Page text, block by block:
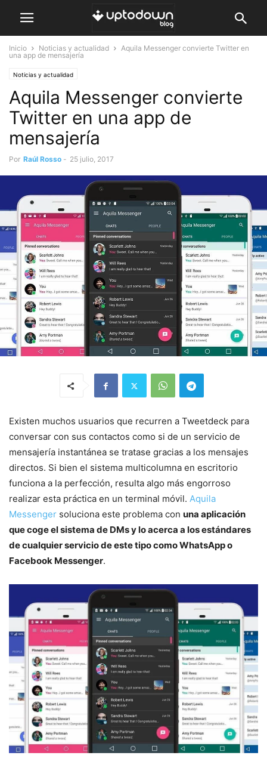
Inicio Noticias y actualidad
Aquila Messenger convierte Twitter en
una app de mensajería
Noticias y actualidad
Aquila Messenger convierte
Twitter en una app de
mensajería
Por Raúl Rosso - 25 julio, 2017
Existen muchos usuarios que recurren a Tweetdeck para
conversar con sus contactos como si de un servicio de
mensajería instantánea se tratase gracias a los mensajes
directos. Si bien el sistema multicolumna en escritorio
funciona a la perfección, resulta algo más engorroso
realizar esta práctica en un terminal móvil. Aquila
Messenger soluciona este problema con una aplicación
que coge el sistema de DMs y lo acerca a los estándares
de cualquier servicio de este tipo como WhatsApp o
Facebook Messenger.